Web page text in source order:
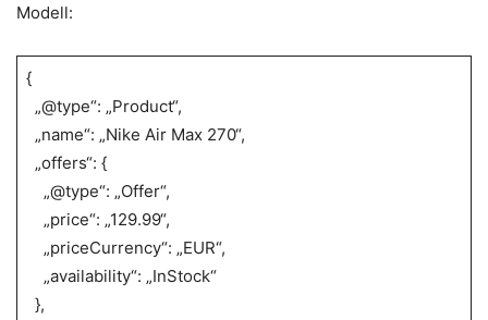
Modell:
{
„@type“: „Product“,
„name“: „Nike Air Max 270“,
„offers“: {
„@type“: „Offer“,
„price“: „129.99“,
„priceCurrency“: „EUR“,
„availability“: „InStock“
},